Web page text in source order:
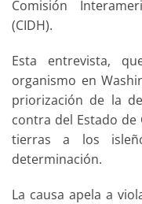
Comisión
(CIDH).
Esta entrevista,
organismo en
priorización de la
contra del Estado
tierras a los
determinación.
La causa apela a